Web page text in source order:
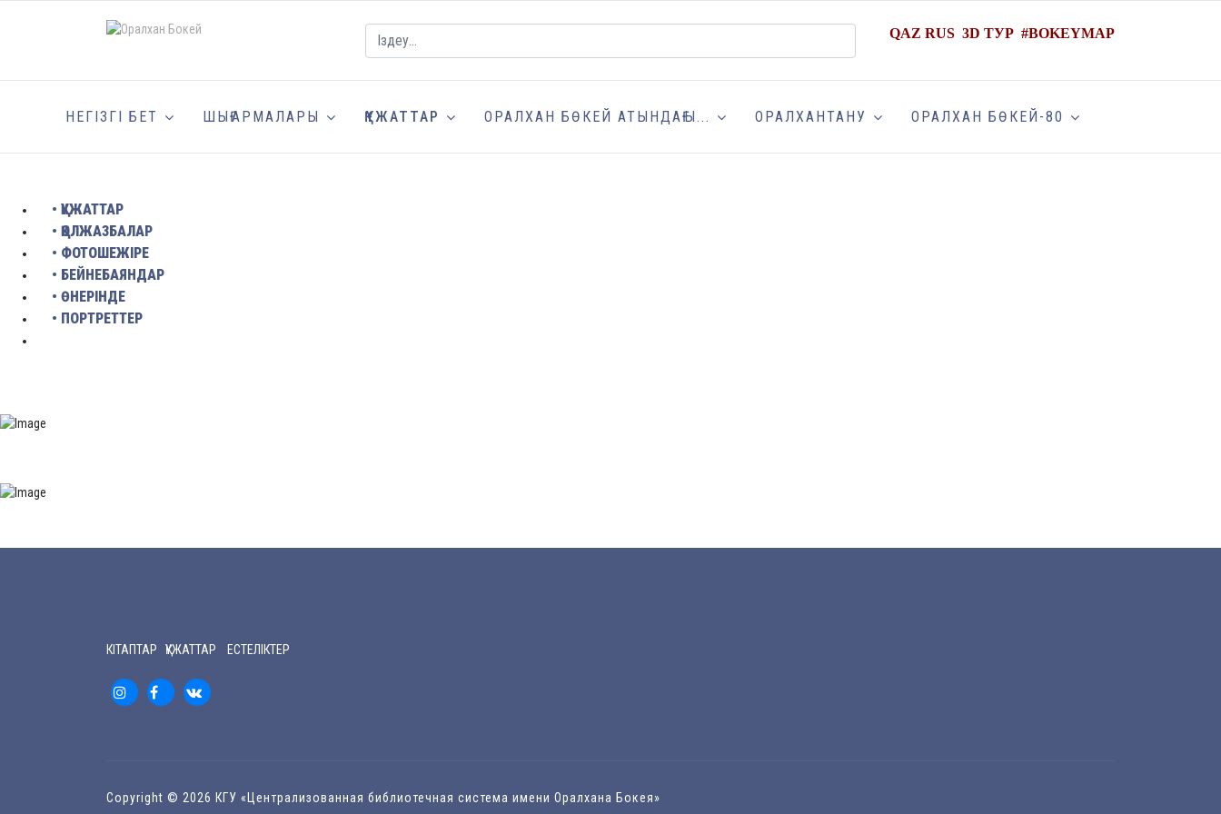
QAZ RUS 3D ТУР #BOKEYMAP
НЕГІЗГІ БЕТ ШЫҒАРМАЛАРЫ ҚҰЖАТТАР ОРАЛХАН БӨКЕЙ АТЫНДАҒЫ... ОРАЛХАНТАНУ ОРАЛХАН БӨКЕЙ-80
• ҚҰЖАТТАР
• ҚОЛЖАЗБАЛАР
• ФОТОШЕЖІРЕ
• БЕЙНЕБАЯНДАР
• ӨНЕРІНДЕ
• ПОРТРЕТТЕР
КІТАПТАР ҚҰЖАТТАР ЕСТЕЛІКТЕР
Copyright © 2026 КГУ «Централизованная библиотечная система имени Оралхана Бокея»